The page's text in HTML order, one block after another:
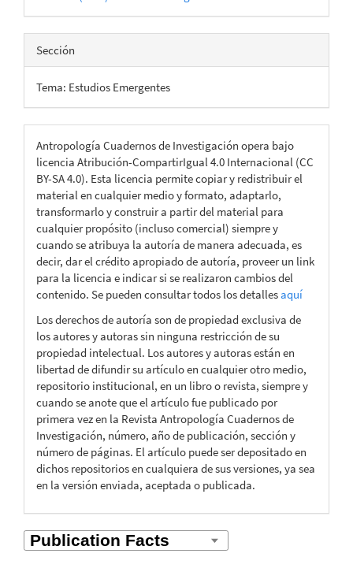
Sección
Tema: Estudios Emergentes
Antropología Cuadernos de Investigación opera bajo
licencia Atribución-CompartirIgual 4.0 Internacional (CC
BY-SA 4.0). Esta licencia permite copiar y redistribuir el
material en cualquier medio y formato, adaptarlo,
transformarlo y construir a partir del material para
cualquier propósito (incluso comercial) siempre y
cuando se atribuya la autoría de manera adecuada, es
decir, dar el crédito apropiado de autoría, proveer un link
para la licencia e indicar si se realizaron cambios del
contenido. Se pueden consultar todos los detallesaquí
Los derechos de autoría son de propiedad exclusiva de
los autores y autoras sin ninguna restricción de su
propiedad intelectual. Los autores y autoras están en
libertad de difundir su artículo en cualquier otro medio,
repositorio institucional, en un libro o revista, siempre y
cuando se anote que el artículo fue publicado por
primera vez en la Revista Antropología Cuadernos de
Investigación, número, año de publicación, sección y
número de páginas. El artículo puede ser depositado en
dichos repositorios en cualquiera de sus versiones, ya sea
en la versión enviada, aceptada o publicada.